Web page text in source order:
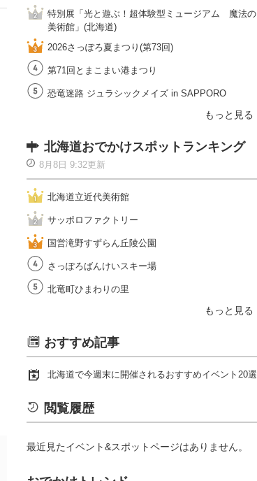
特別展「光と遊ぶ！超体験型ミュージアム 魔法の
美術館」(北海道)
2026さっぽろ夏まつり(第73回)
第71回とまこまい港まつり
恐竜迷路 ジュラシックメイズ in SAPPORO
もっと見る
北海道おでかけスポットランキング
8月8日 9:32更新
北海道立近代美術館
サッポロファクトリー
国営滝野すずらん丘陵公園
さっぽろばんけいスキー場
北竜町ひまわりの里
もっと見る
おすすめ記事
北海道で今週末に開催されるおすすめイベント20選
閲覧履歴
最近見たイベント&スポットページはありません。